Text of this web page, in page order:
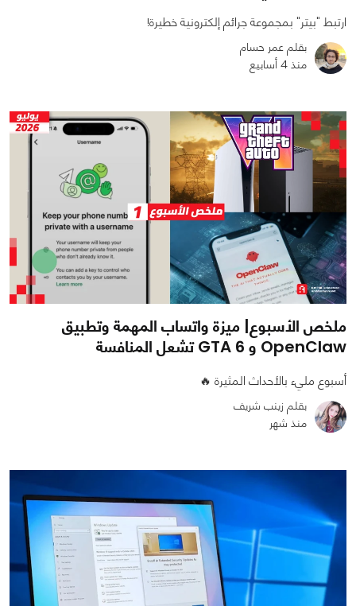
1008
0
ارتبط "بيتر" بمجموعة جرائم إلكترونية خطيرة!
بقلم عمر حسام
منذ 4 أسابيع
3587
ملخص الأسبوع| ميزة واتساب المهمة وتطبيق
OpenClaw و GTA 6 تشعل المنافسة
أسبوع مليء بالأحداث المثيرة 🔥
بقلم زينب شريف
منذ شهر